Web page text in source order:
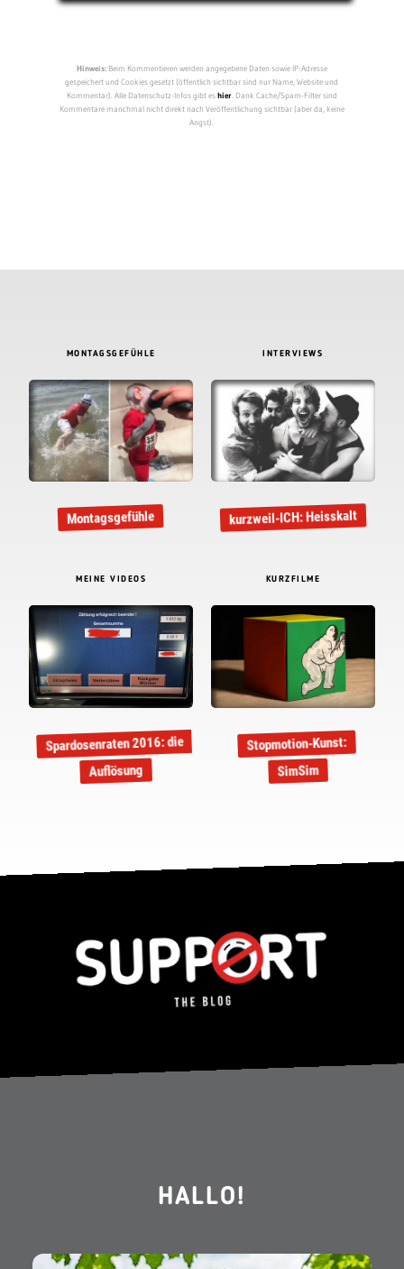
Hinweis:Beim Kommentieren werden angegebene Daten sowie IP-Adresse
gespeichert und Cookies gesetzt (öffentlich sichtbar sind nur Name, Website und
Kommentar). Alle Datenschutz-Infos gibt eshier. Dank Cache/Spam-Filter sind
Kommentare manchmal nicht direkt nach Veröffentlichung sichtbar (aber da, keine
Angst).
MONTAGSGEFÜHLE
Montagsgefühle
INTERVIEWS
kurzweil-ICH: Heisskalt
MEINE VIDEOS
Spardosenraten 2016: die
Auflösung
KURZFILME
Stopmotion-Kunst:
SimSim
HALLO!